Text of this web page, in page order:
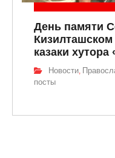
День памяти
казаки хутора
Новости,
посты